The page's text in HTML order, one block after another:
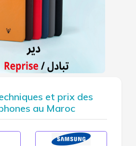
et prix des
au Maroc